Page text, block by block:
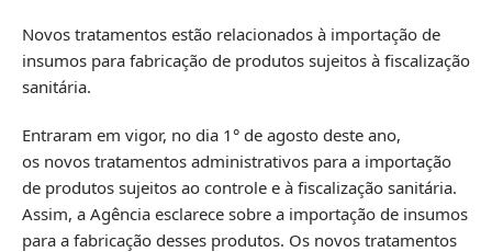
Novos tratamentos estão relacionados à importação de
insumos para fabricação de produtos sujeitos à fiscalização
sanitária.
Entraram em vigor, no dia 1° de agosto deste ano,
os novos tratamentos administrativos para a importação
de produtos sujeitos ao controle e à fiscalização sanitária.
Assim, a Agência esclarece sobre a importação de insumos
para a fabricação desses produtos. Os novos tratamentos